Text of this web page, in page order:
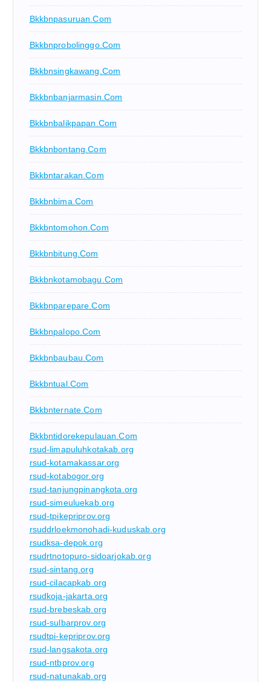
Bkkbnpasuruan.com
Bkkbnprobolinggo.com
Bkkbnsingkawang.com
Bkkbnbanjarmasin.com
Bkkbnbalikpapan.com
Bkkbnbontang.com
Bkkbntarakan.com
Bkkbnbima.com
Bkkbntomohon.com
Bkkbnbitung.com
Bkkbnkotamobagu.com
Bkkbnparepare.com
Bkkbnpalopo.com
Bkkbnbaubau.com
Bkkbntual.com
Bkkbnternate.com
Bkkbntidorekepulauan.com
rsud-limapuluhkotakab.org
rsud-kotamakassar.org
rsud-kotabogor.org
rsud-tanjungpinangkota.org
rsud-simeuluekab.org
rsud-tpikepriprov.org
rsuddrloekmonohadi-kuduskab.org
rsudksa-depok.org
rsudrtnotopuro-sidoarjokab.org
rsud-sintang.org
rsud-cilacapkab.org
rsudkoja-jakarta.org
rsud-brebeskab.org
rsud-sulbarprov.org
rsudtpi-kepriprov.org
rsud-langsakota.org
rsud-ntbprov.org
rsud-natunakab.org